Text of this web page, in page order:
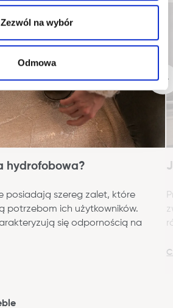
Zezwól na wybór
Odmowa
hydrofobowa?
posiadają szereg zalet, które
potrzebom ich użytkowników.
się odpornością na